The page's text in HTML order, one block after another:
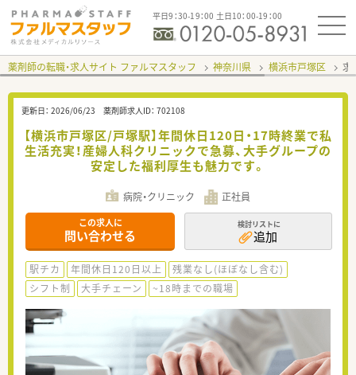
平日9：30-19：00 土日10：00-19：00
薬剤師の転職・求人サイト ファルマスタッフ 神奈川県 横浜市戸塚区 求
更新日： 2026/06/23 薬剤師求人ID： 702108
【横浜市戸塚区/戸塚駅】年間休日120日・17時終業で私
生活充実！産婦人科クリニックで急募、大手グループの
安定した福利厚生も魅力です。
病院・クリニック 正社員
この求人に
問い合わせる
検討リストに
追加
駅チカ 年間休日120日以上
残業なし(ほぼなし含む)
シフト制
大手チェーン ~18時までの職場